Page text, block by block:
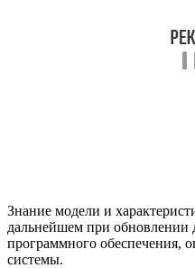
Знание модели и
дальнейшем при обновлении
программного обеспечения,
системы.